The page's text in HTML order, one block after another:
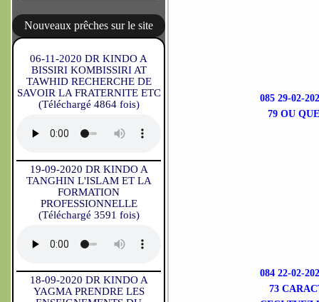
Nouveaux prêches sur le site
06-11-2020 DR KINDO A
BISSIRI KOMBISSIRI AT
TAWHID RECHERCHE DE
SAVOIR LA FRATERNITE ETC
(Téléchargé 4864 fois)
19-09-2020 DR KINDO A
TANGHIN L'ISLAM ET LA
FORMATION
PROFESSIONNELLE
(Téléchargé 3591 fois)
18-09-2020 DR KINDO A
YAGMA PRENDRE LES
085 29-02-
79 OU
084 22-02-
73